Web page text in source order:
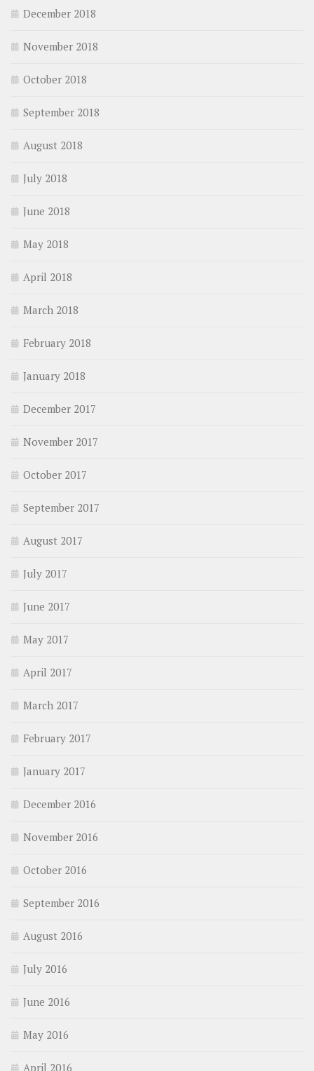
December 2018
November 2018
October 2018
September 2018
August 2018
July 2018
June 2018
May 2018
April 2018
March 2018
February 2018
January 2018
December 2017
November 2017
October 2017
September 2017
August 2017
July 2017
June 2017
May 2017
April 2017
March 2017
February 2017
January 2017
December 2016
November 2016
October 2016
September 2016
August 2016
July 2016
June 2016
May 2016
April 2016